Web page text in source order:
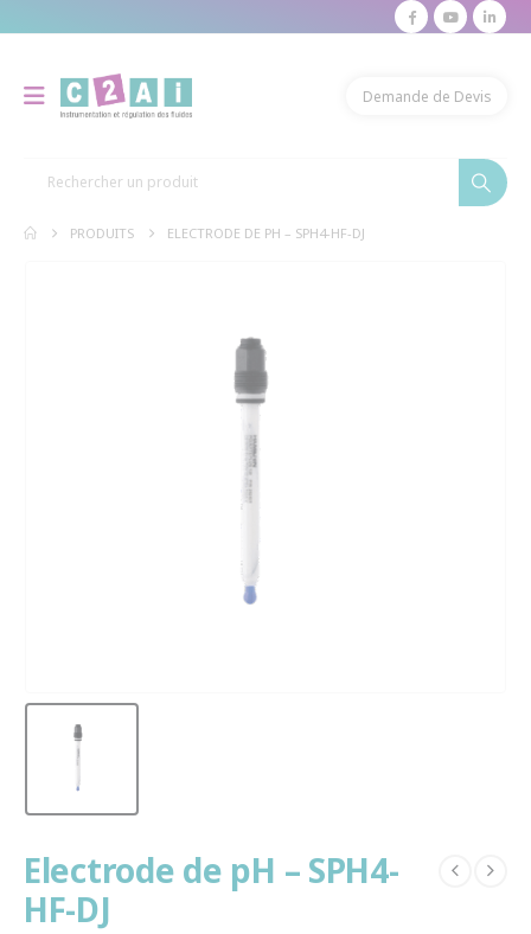
Demande de Devis
PRODUITS ELECTRODE DE PH – SPH4-HF-DJ
Electrode de pH – SPH4-
HF-DJ